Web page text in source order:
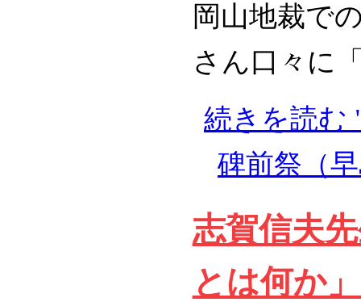
岡山地裁で
さん口々に
続きを読む
碑前祭（
志賀信夫
とは何か